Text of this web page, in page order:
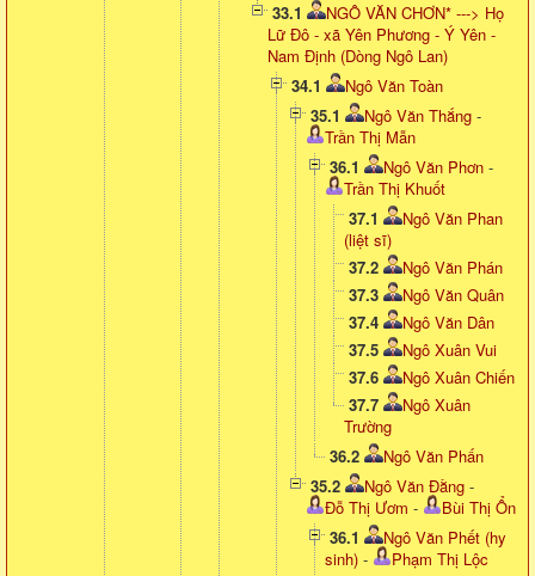
33.1
NGÔ VĂN CHƠN* ---> Họ
Lữ Đô - xã Yên Phương - Ý Yên -
Nam Định (Dòng Ngô Lan)
34.1
Ngô Văn Toàn
35.1
Ngô Văn Thắng -
Trần Thị Mẫn
36.1
Ngô Văn Phơn -
Trần Thị Khuốt
37.1
Ngô Văn Phan
(liệt sĩ)
37.2
Ngô Văn Phán
37.3
Ngô Văn Quân
37.4
Ngô Văn Dân
37.5
Ngô Xuân Vui
37.6
Ngô Xuân Chiến
37.7
Ngô Xuân
Trường
36.2
Ngô Văn Phấn
35.2
Ngô Văn Đằng -
Đỗ Thị Ươm -
Bùi Thị Ổn
36.1
Ngô Văn Phết (hy
sinh) -
Phạm Thị Lộc